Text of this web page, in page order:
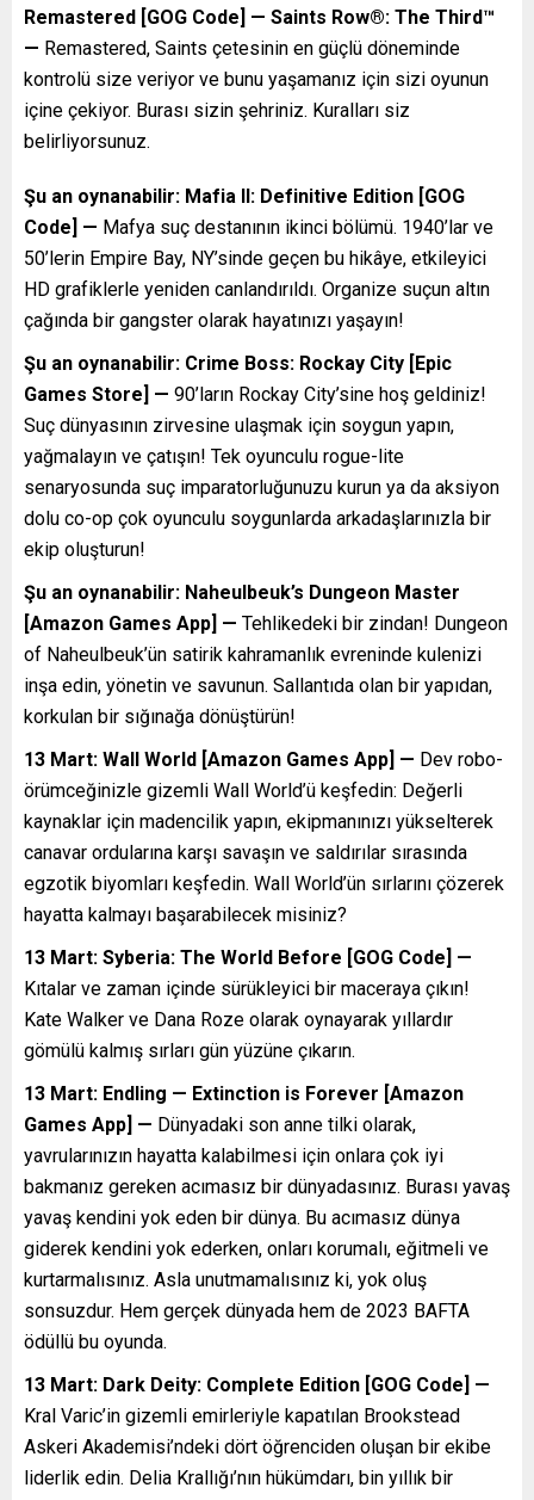
Remastered [GOG Code] — Saints Row®: The Third™
— Remastered, Saints çetesinin en güçlü döneminde
kontrolü size veriyor ve bunu yaşamanız için sizi oyunun
içine çekiyor. Burası sizin şehriniz. Kuralları siz
belirliyorsunuz.
Şu an oynanabilir: Mafia II: Definitive Edition [GOG
Code] — Mafya suç destanının ikinci bölümü. 1940’lar ve
50’lerin Empire Bay, NY’sinde geçen bu hikâye, etkileyici
HD grafiklerle yeniden canlandırıldı. Organize suçun altın
çağında bir gangster olarak hayatınızı yaşayın!
Şu an oynanabilir: Crime Boss: Rockay City [Epic
Games Store] — 90’ların Rockay City’sine hoş geldiniz!
Suç dünyasının zirvesine ulaşmak için soygun yapın,
yağmalayın ve çatışın! Tek oyunculu rogue-lite
senaryosunda suç imparatorluğunuzu kurun ya da aksiyon
dolu co-op çok oyunculu soygunlarda arkadaşlarınızla bir
ekip oluşturun!
Şu an oynanabilir: Naheulbeuk’s Dungeon Master
[Amazon Games App] — Tehlikedeki bir zindan! Dungeon
of Naheulbeuk’ün satirik kahramanlık evreninde kulenizi
inşa edin, yönetin ve savunun. Sallantıda olan bir yapıdan,
korkulan bir sığınağa dönüştürün!
13 Mart: Wall World [Amazon Games App] — Dev robo-
örümceğinizle gizemli Wall World’ü keşfedin: Değerli
kaynaklar için madencilik yapın, ekipmanınızı yükselterek
canavar ordularına karşı savaşın ve saldırılar sırasında
egzotik biyomları keşfedin. Wall World’ün sırlarını çözerek
hayatta kalmayı başarabilecek misiniz?
13 Mart: Syberia: The World Before [GOG Code] —
Kıtalar ve zaman içinde sürükleyici bir maceraya çıkın!
Kate Walker ve Dana Roze olarak oynayarak yıllardır
gömülü kalmış sırları gün yüzüne çıkarın.
13 Mart: Endling — Extinction is Forever [Amazon
Games App] — Dünyadaki son anne tilki olarak,
yavrularınızın hayatta kalabilmesi için onlara çok iyi
bakmanız gereken acımasız bir dünyadasınız. Burası yavaş
yavaş kendini yok eden bir dünya. Bu acımasız dünya
giderek kendini yok ederken, onları korumalı, eğitmeli ve
kurtarmalısınız. Asla unutmamalısınız ki, yok oluş
sonsuzdur. Hem gerçek dünyada hem de 2023 BAFTA
ödüllü bu oyunda.
13 Mart: Dark Deity: Complete Edition [GOG Code] —
Kral Varic’in gizemli emirleriyle kapatılan Brookstead
Askeri Akademisi’ndeki dört öğrenciden oluşan bir ekibe
liderlik edin. Delia Krallığı’nın hükümdarı, bin yıllık bir